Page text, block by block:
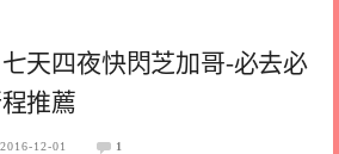
七天四夜快閃芝加哥-必去必
推薦
2016-12-01 1